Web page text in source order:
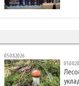
05.08.2026